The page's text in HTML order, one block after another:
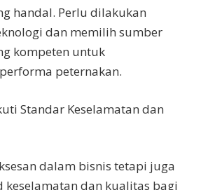
handal. Perlu dilakukan
dan memilih sumber
kompeten untuk
peternakan.
Standar Keselamatan dan
dalam bisnis tetapi juga
keselamatan dan kualitas bagi